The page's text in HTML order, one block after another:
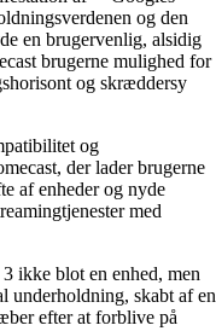
og den
en brugervenlig, alsidig
brugerne mulighed for
og skræddersy
og
der lader brugerne
af enheder og nyde
med
ikke blot en enhed, men
underholdning, skabt af en
efter at forblive på